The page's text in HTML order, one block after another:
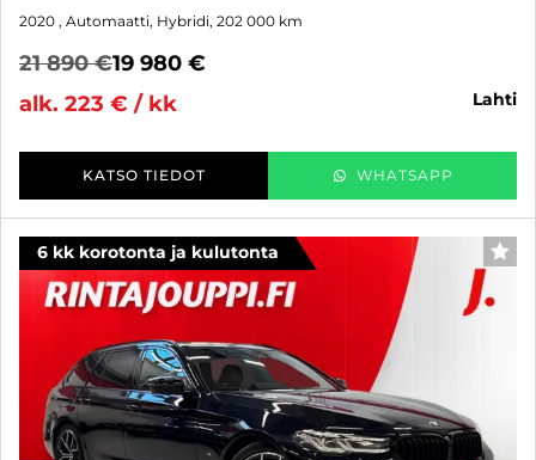
2020 , Automaatti, Hybridi, 202 000 km
21 890 €19 980 €
alk. 223 € / kk
lahti
KATSO TIEDOT WHATSAPP
6 kk korotonta ja kulutonta